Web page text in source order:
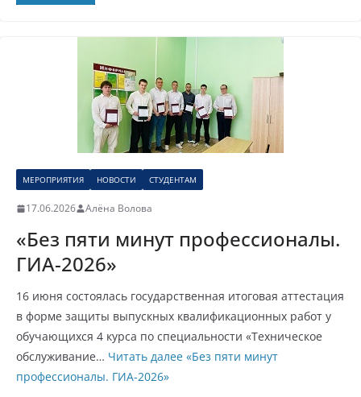
МЕРОПРИЯТИЯ НОВОСТИ СТУДЕНТАМ
17.06.2026 Алёна Волова
«Без пяти минут профессионалы.
ГИА-2026»
16 июня состоялась государственная итоговая аттестация
в форме защиты выпускных квалификационных работ у
обучающихся 4 курса по специальности «Техническое
обслуживание… Читать далее «Без пяти минут
профессионалы. ГИА-2026»